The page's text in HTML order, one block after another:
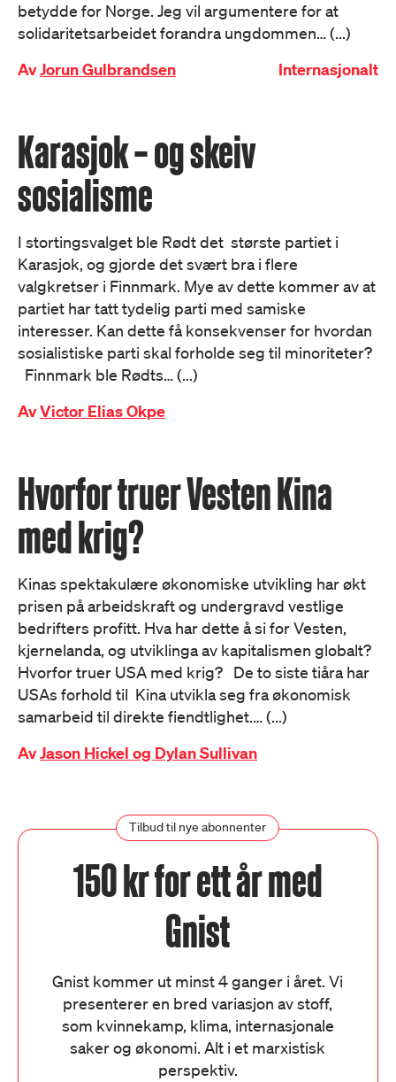
betydde for Norge. Jeg vil argumentere for at
solidaritetsarbeidet forandra ungdommen… (...)
AvJorun Gulbrandsen Internasjonalt
Karasjok – og skeiv
sosialisme
I stortingsvalget ble Rødt det største partiet i
Karasjok, og gjorde det svært bra i flere
valgkretser i Finnmark. Mye av dette kommer av at
partiet har tatt tydelig parti med samiske
interesser. Kan dette få konsekvenser for hvordan
sosialistiske parti skal forholde seg til minoriteter?
Finnmark ble Rødts… (...)
AvVictor Elias Okpe
Hvorfor truer Vesten Kina
med krig?
Kinas spektakulære økonomiske utvikling har økt
prisen på arbeidskraft og undergravd vestlige
bedrifters profitt. Hva har dette å si for Vesten,
kjernelanda, og utviklinga av kapitalismen globalt?
Hvorfor truer USA med krig? De to siste tiåra har
USAs forhold til Kina utvikla seg fra økonomisk
samarbeid til direkte fiendtlighet.… (...)
AvJason Hickel og Dylan Sullivan
Tilbud til nye abonnenter
150 kr for ett år med
Gnist
Gnist kommer ut minst 4 ganger i året. Vi
presenterer en bred variasjon av stoff,
som kvinnekamp, klima, internasjonale
saker og økonomi. Alt i et marxistisk
perspektiv.